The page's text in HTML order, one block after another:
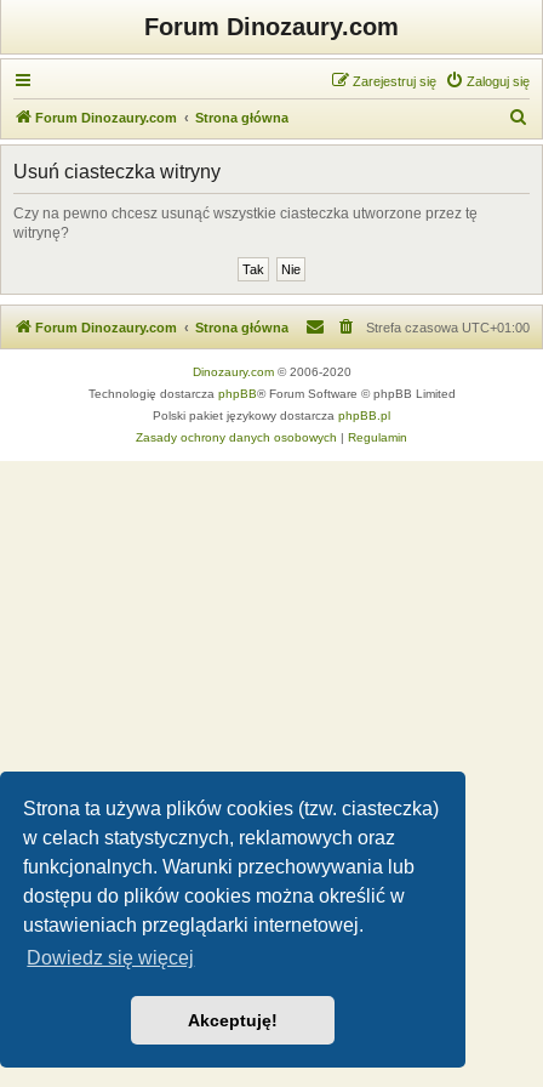
Strona ta używa plików cookies (tzw. ciasteczka)
w celach statystycznych, reklamowych oraz
funkcjonalnych. Warunki przechowywania lub
dostępu do plików cookies można określić w
ustawieniach przeglądarki internetowej.
Dowiedz się więcej
Akceptuję!
Forum Dinozaury.com
Zaloguj się
Zarejestruj się
Forum Dinozaury.com Strona główna
z
Usuń ciasteczka witryny
Czy na pewno chcesz usunąć wszystkie ciasteczka utworzone przez tę
witrynę?
Forum Dinozaury.com Strona główna Strefa czasowa UTC+01:00
Dinozaury.com© 2006-2020
Technologię dostarcza phpBB® Forum Software © phpBB Limited
Polski pakiet językowy dostarcza phpBB.pl
Zasady ochrony danych osobowych | Regulamin